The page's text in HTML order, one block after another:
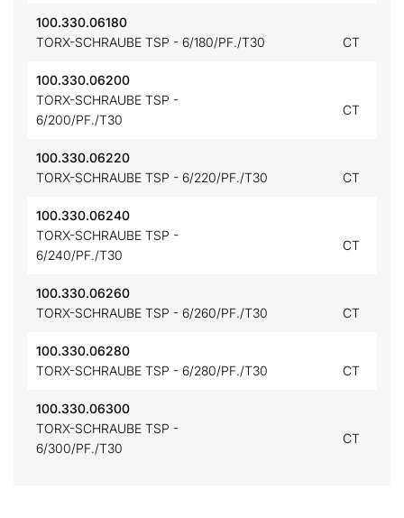
100.330.06180
TORX-SCHRAUBE TSP - 6/180/PF./T30
CT
100.330.06200
TORX-SCHRAUBE TSP -
6/200/PF./T30
CT
100.330.06220
TORX-SCHRAUBE TSP - 6/220/PF./T30
CT
100.330.06240
TORX-SCHRAUBE TSP -
6/240/PF./T30
CT
100.330.06260
TORX-SCHRAUBE TSP - 6/260/PF./T30
CT
100.330.06280
TORX-SCHRAUBE TSP - 6/280/PF./T30
CT
100.330.06300
TORX-SCHRAUBE TSP -
6/300/PF./T30
CT